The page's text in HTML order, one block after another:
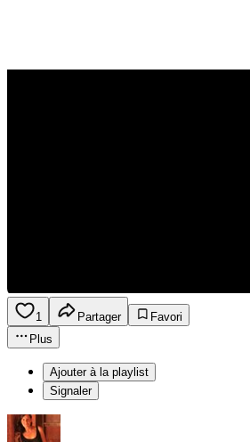
1 Partager
Favori
Plus
Ajouter à la playlist
Signaler